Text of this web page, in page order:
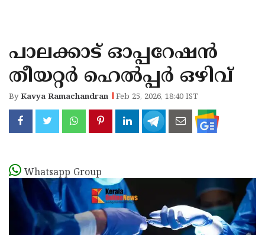
KANNUR
KASARAGOD
പാലക്കാട് ഓപ്പറേഷന്‍
തീയറ്റര്‍ ഹെല്‍പ്പര്‍ ഒഴിവ്
ByKavya Ramachandran Feb 25, 2026, 18:40 IST
Whatsapp Group